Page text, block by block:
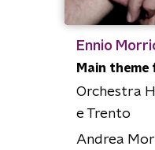
Ennio
Main theme
Orchestra
e Trento
Andrea